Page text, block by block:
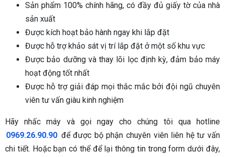
Sản phẩm 100% chính hãng, có đầy đủ giấy tờ của nhà
sản xuất
Được kích hoạt bảo hành ngay khi lắp đặt
Được hỗ trợ khảo sát vị trí lắp đặt ở một số khu vực
Được bảo dưỡng và thay lõi lọc định kỳ, đảm bảo máy
hoạt động tốt nhất
Được hỗ trợ giải đáp mọi thắc mắc bởi đội ngũ chuyên
viên tư vấn giàu kinh nghiệm
Hãy nhấc máy và gọi ngay cho chúng tôi qua hotline
0969.26.90.90 để được bộ phận chuyên viên liên hệ tư vấn
chi tiết. Hoặc bạn có thể để lại thông tin trong form dưới đây,